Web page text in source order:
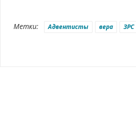
Метки: Адвентисты вера ЗРС